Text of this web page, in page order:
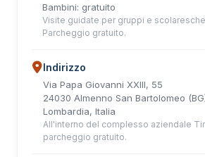
Bambini: gratuito
Visite guidate per gruppi e
Parcheggio gratuito.
Indirizzo
Via Papa Giovanni XXIII, 55
24030 Almenno San Bartolomeo
Lombardia, Italia
All'interno del complesso aziendale
parcheggio gratuito.